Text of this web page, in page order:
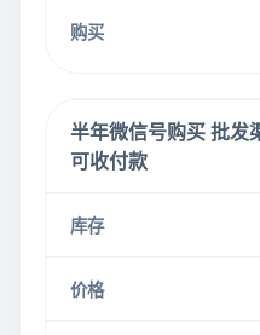
半年微信号购买 批发
可收付款